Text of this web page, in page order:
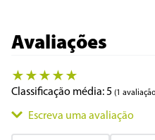
Avaliações
★ ★ ★ ★ ★
Classificação média: 5 (1
Escreva uma avaliação